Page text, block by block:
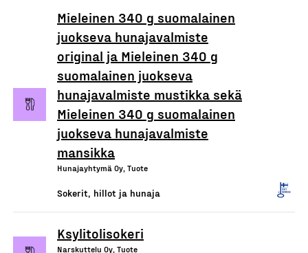
Mieleinen 340 g suomalainen
juokseva hunajavalmiste
original ja Mieleinen 340 g
suomalainen juokseva
hunajavalmiste mustikka sekä
Mieleinen 340 g suomalainen
juokseva hunajavalmiste
mansikka
Hunajayhtymä Oy, Tuote
Sokerit, hillot ja hunaja
Ksylitolisokeri
Narskuttelu Oy, Tuote